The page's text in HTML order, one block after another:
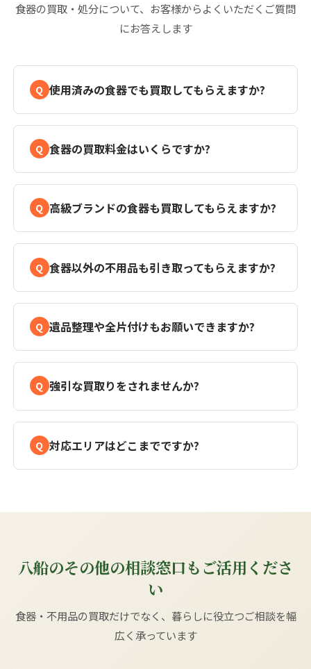
食器の買取・処分について、お客様からよくいただくご質問
にお答えします
使用済みの食器でも買取してもらえますか?
食器の買取料金はいくらですか?
高級ブランドの食器も買取してもらえますか?
食器以外の不用品も引き取ってもらえますか?
遺品整理や全片付けもお願いできますか?
強引な買取りをされませんか?
対応エリアはどこまでですか?
八船のその他の相談窓口もご活用くださ
い
食器・不用品の買取だけでなく、暮らしに役立つご相談を幅
広く承っています